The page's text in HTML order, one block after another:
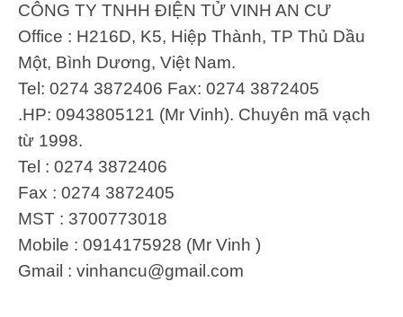
CÔNG TY TNHH ĐIỆN TỬ VINH AN CƯ
Office : H216D, K5, Hiệp Thành, TP Thủ Dầu
Một, Bình Dương, Việt Nam.
Tel: 0274 3872406 Fax: 0274 3872405
.HP: 0943805121 (Mr Vinh). Chuyên mã vạch
từ 1998.
Tel : 0274 3872406
Fax : 0274 3872405
MST : 3700773018
Mobile : 0914175928 (Mr Vinh )
Gmail : vinhancu@gmail.com